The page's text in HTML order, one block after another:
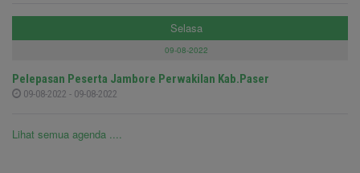
Selasa
09-08-2022
Pelepasan Peserta Jambore Perwakilan Kab.Paser
09-08-2022 - 09-08-2022
Lihat semua agenda ....